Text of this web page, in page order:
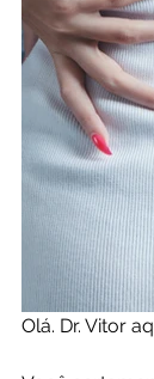
Olá. Dr. Vitor